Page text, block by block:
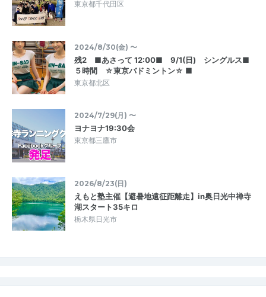
東京都千代田区
2024/8/30(金) 〜
残2 ■あさって 12:00■ 9/1(日) シングルス■
５時間 ☆東京バドミントン☆ ■
東京都北区
2024/7/29(月) 〜
ヨナヨナ19:30会
東京都三鷹市
2026/8/23(日)
えもと塾主催【避暑地遠征距離走】in奥日光中禅寺
湖スタート35キロ
栃木県日光市